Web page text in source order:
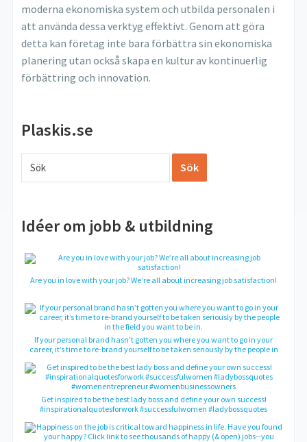
moderna ekonomiska system och utbilda personalen i
att använda dessa verktyg effektivt. Genom att göra
detta kan företag inte bara förbättra sin ekonomiska
planering utan också skapa en kultur av kontinuerlig
förbättring och innovation.
Plaskis.se
Idéer om jobb & utbildning
Are you in love with your job? We’re all about increasing job satisfaction!
If your personal brand hasn’t gotten you where you want to go in your
career, it’s time to re-brand yourself to be taken seriously by the people in
‪Get inspired to be the best lady boss and define your own success!
#inspirationalquotesforwork #successfulwomen #ladybossquotes